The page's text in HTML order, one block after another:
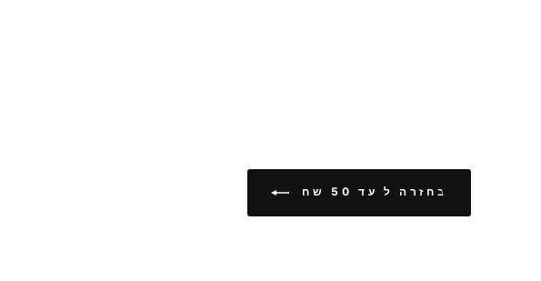
בחזרה ל עד 50 שח